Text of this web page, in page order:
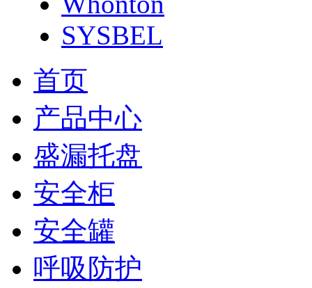
SYSBEL
首页
产品中心
盛漏托盘
安全柜
安全罐
呼吸防护